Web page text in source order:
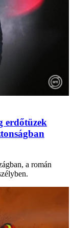
erdőtüzek
a román